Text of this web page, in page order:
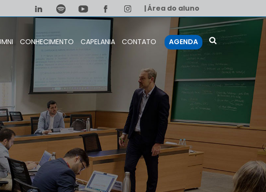
| Área do aluno
CONHECIMENTO CAPELANIA CONTATO AGENDA